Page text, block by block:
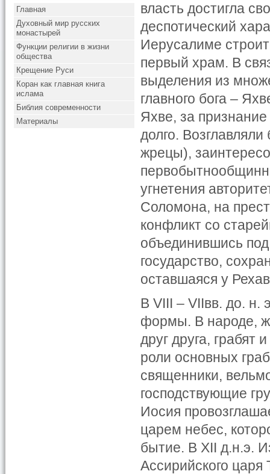
Главная
Духовный мир русских
монастырей
Функции религии в жизни
общества
Крещение Руси
Коран как главная книга
ислама
Библия современности
Материалы
власть достигла
деспотический
Иерусалиме
первый храм. В
выделения из
главного бога –
Яхве, за
долго.
жрецы),
угнетения
Соломона, на
конфликт со
объединившись
государство,
оставшаяся у
В VIII – VIIвв. до. н.
формы. В народе,
друг друга, грабят
роли основных
священники,
господствующие
Иосия
царем небес,
бытие. В XII д.н.э.
Ассирийского царя